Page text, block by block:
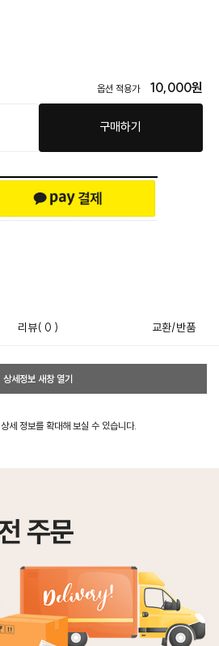
옵션 적용가 10,000원
구매하기
리뷰( 0 ) 교환/반품
상세정보 새창 열기
상세 정보를 확대해 보실 수 있습니다.